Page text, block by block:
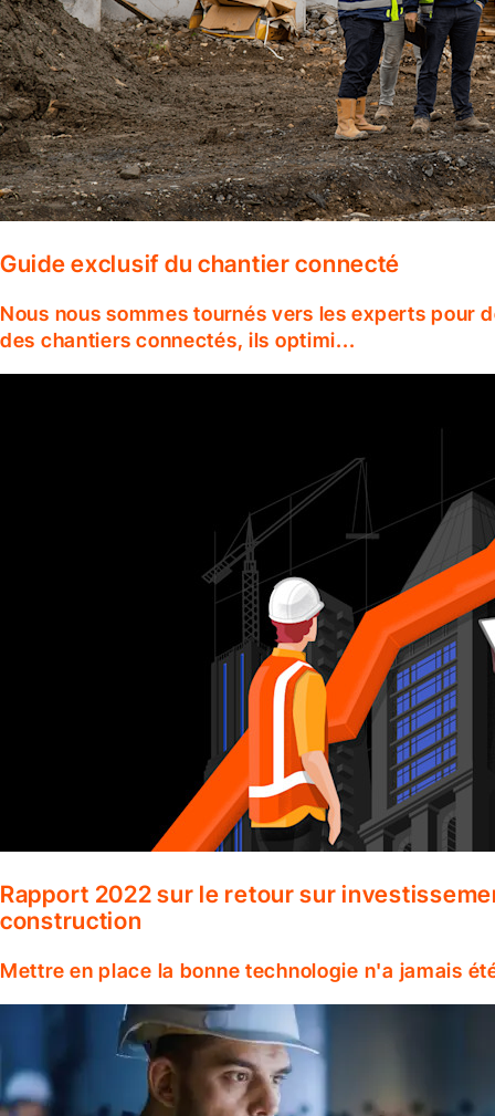
Guide exclusif du chantier connecté
Nous nous sommes tournés vers les experts pour
des chantiers connectés, ils optimi...
Rapport 2022 sur le retour sur
construction
Mettre en place la bonne technologie n'a jamais